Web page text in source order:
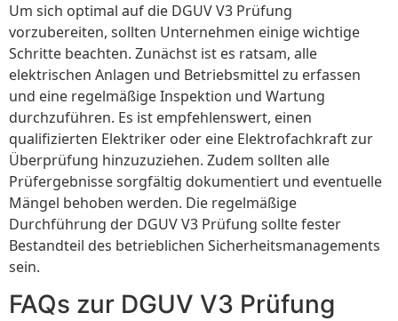
Um sich optimal auf die DGUV V3 Prüfung
vorzubereiten, sollten Unternehmen einige wichtige
Schritte beachten. Zunächst ist es ratsam, alle
elektrischen Anlagen und Betriebsmittel zu erfassen
und eine regelmäßige Inspektion und Wartung
durchzuführen. Es ist empfehlenswert, einen
qualifizierten Elektriker oder eine Elektrofachkraft zur
Überprüfung hinzuzuziehen. Zudem sollten alle
Prüfergebnisse sorgfältig dokumentiert und eventuelle
Mängel behoben werden. Die regelmäßige
Durchführung der DGUV V3 Prüfung sollte fester
Bestandteil des betrieblichen Sicherheitsmanagements
sein.
FAQs zur DGUV V3 Prüfung